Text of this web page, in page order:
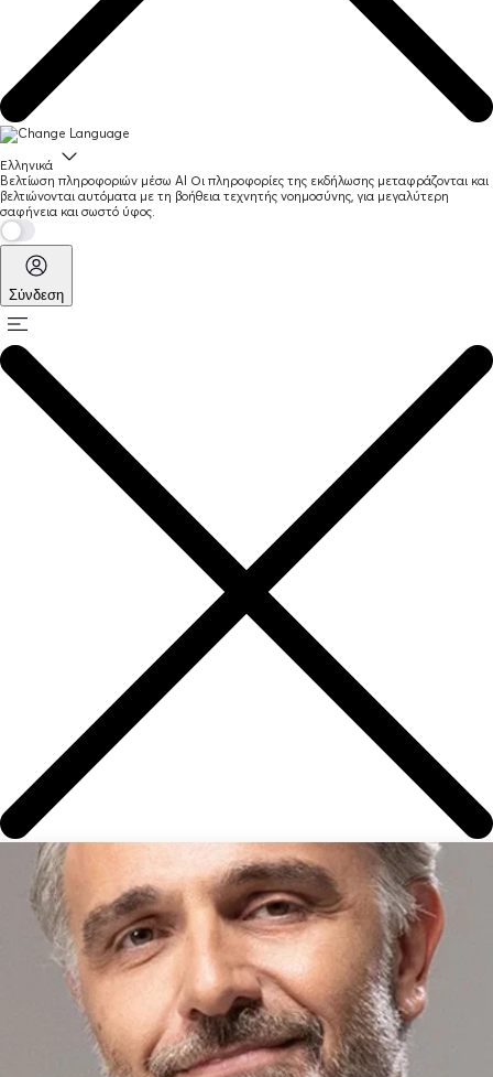
Ελληνικά
Βελτίωση πληροφοριών μέσω AI Οι πληροφορίες της εκδήλωσης μεταφράζονται και
βελτιώνονται αυτόματα με τη βοήθεια τεχνητής νοημοσύνης, για μεγαλύτερη
σαφήνεια και σωστό ύφος.
Σύνδεση